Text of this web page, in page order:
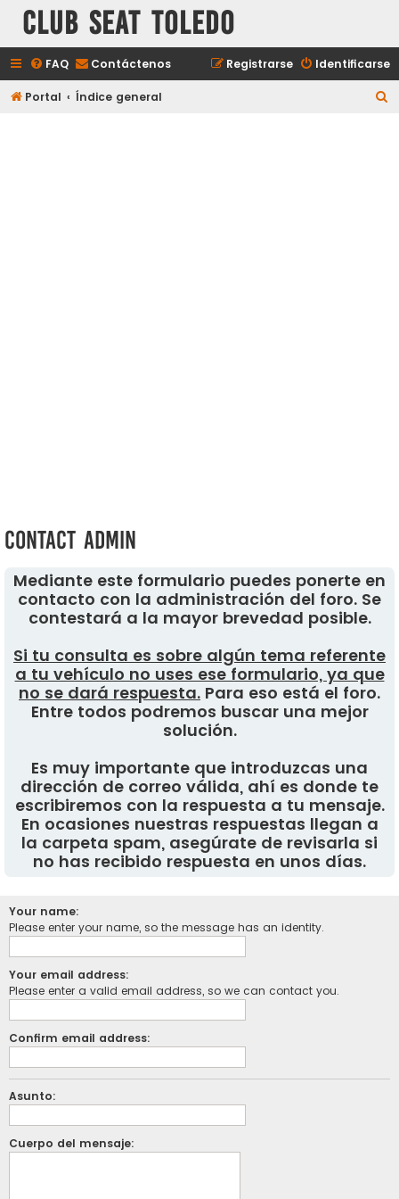
Club Seat Toledo
FAQ Contáctenos Identificarse
Registrarse
Portal Índice general
Contact Admin
Mediante este formulario puedes ponerte en
contacto con la administración del foro. Se
contestará a la mayor brevedad posible.
Si tu consulta es sobre algún tema referente
a tu vehículo no uses ese formulario, ya que
no se dará respuesta. Para eso está el foro.
Entre todos podremos buscar una mejor
solución.
Es muy importante que introduzcas una
dirección de correo válida, ahí es donde te
escribiremos con la respuesta a tu mensaje.
En ocasiones nuestras respuestas llegan a
la carpeta spam, asegúrate de revisarla si
no has recibido respuesta en unos días.
Your name:
Please enter your name, so the message has an identity.
Your email address:
Please enter a valid email address, so we can contact you.
Confirm email address:
Asunto:
Cuerpo del mensaje: